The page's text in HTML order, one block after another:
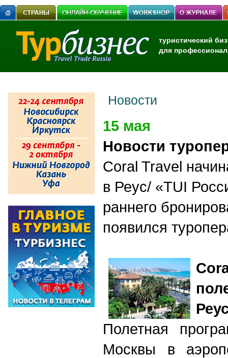
туристический
для
Новости
15 мая
Новости
Coral Travel
в Реус/ «TUI
раннего
появился
Полетная
Москвы в